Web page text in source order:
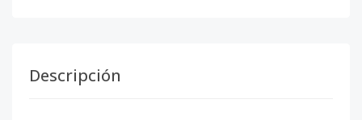
Descripción